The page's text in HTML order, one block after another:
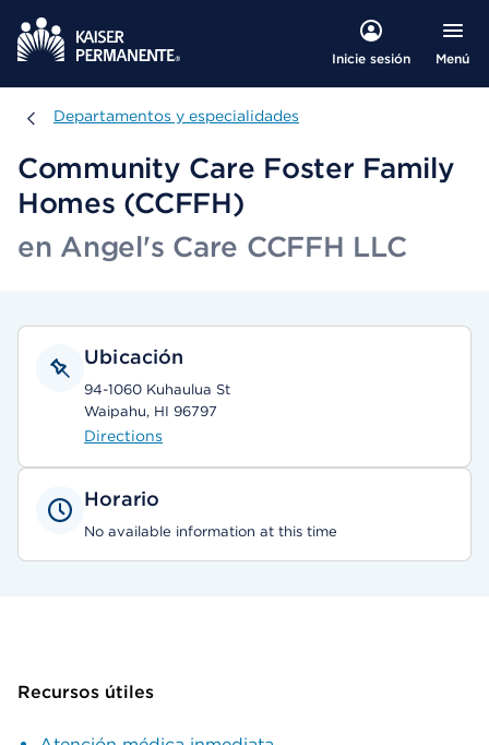
Inicie sesión Menú
Departamentos y especialidades
Departamentos y especialidades
Community Care Foster Family
Homes (CCFFH)
en Angel's Care CCFFH LLC
Ubicación
94-1060 Kuhaulua St
Waipahu, HI 96797
Directions
Horario
No available information at this time
Recursos útiles